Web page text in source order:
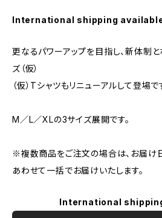
International shipping
更なるパワーアップを目指し、新体制
ズ（仮）
（仮）Tシャツもリニューアルして登場で
M／L／XLの3サイズ展開です。
※複数商品をご注文の場合は、お届け
あわせて一括でお届けいたします。
International